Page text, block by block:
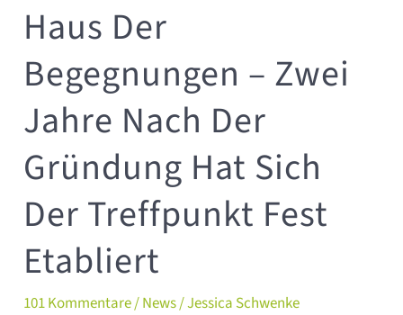
Haus Der
Begegnungen – Zwei
Jahre Nach Der
Gründung Hat Sich
Der Treffpunkt Fest
Etabliert
101 Kommentare/News/Jessica Schwenke
Haus
der
Begegnungen
–
Zwei
nach
Gründung
hat
sich
der